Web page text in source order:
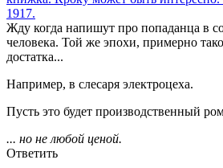
1917.
Жду когда напишут про попаданца в
человека. Той же эпохи, примерно
достатка...
Например, в слесаря электроцеха.
Пусть это будет производственный
... но не любой ценой.
Ответить